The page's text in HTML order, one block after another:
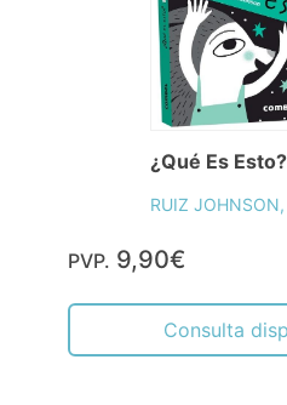
¿Qué Es Esto?
RUIZ
PVP. 9,90€
Consulta